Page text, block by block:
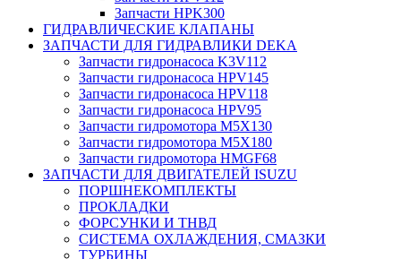
Запчасти HPK300
ГИДРАВЛИЧЕСКИЕ КЛАПАНЫ
ЗАПЧАСТИ ДЛЯ ГИДРАВЛИКИ DEKA
Запчасти гидронасоса K3V112
Запчасти гидронасоса HPV145
Запчасти гидронасоса HPV118
Запчасти гидронасоса HPV95
Запчасти гидромотора M5X130
Запчасти гидромотора M5X180
Запчасти гидромотора HMGF68
ЗАПЧАСТИ ДЛЯ ДВИГАТЕЛЕЙ ISUZU
ПОРШНЕКОМПЛЕКТЫ
ПРОКЛАДКИ
ФОРСУНКИ И ТНВД
СИСТЕМА ОХЛАЖДЕНИЯ, СМАЗКИ
ТУРБИНЫ